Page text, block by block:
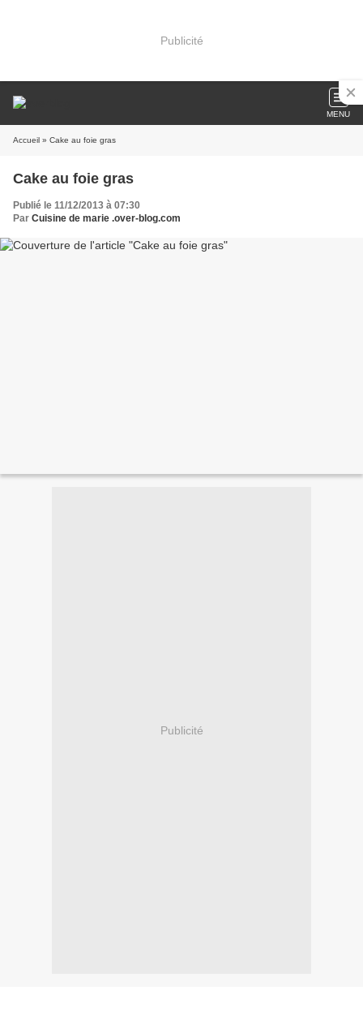
Publicité
MENU
Accueil » Cake au foie gras
Cake au foie gras
Publié le 11/12/2013 à 07:30
Par Cuisine de marie .over-blog.com
Publicité